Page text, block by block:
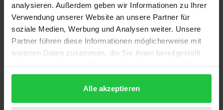
analysieren. Außerdem geben wir Informationen zu Ihrer
Verwendung unserer Website an unsere Partner für
soziale Medien, Werbung und Analysen weiter. Unsere
Partner führen diese Informationen möglicherweise mit
weiteren Daten zusammen, die Sie ihnen bereitgestellt
gesammelt haben.
Alle akzeptieren
Philipp Jakob Spener (1635–1705), the influential
17th-century Lutheran theologian and churchman,
signalled the start of Pietism with his 1675 work Pia
Desideria oder herzliches Verlangen nach
Kirche. The “Works” of Spener, published between
1979 and 2014 include many egodocuments in the
form of letters. The young Spener’s self-reflections